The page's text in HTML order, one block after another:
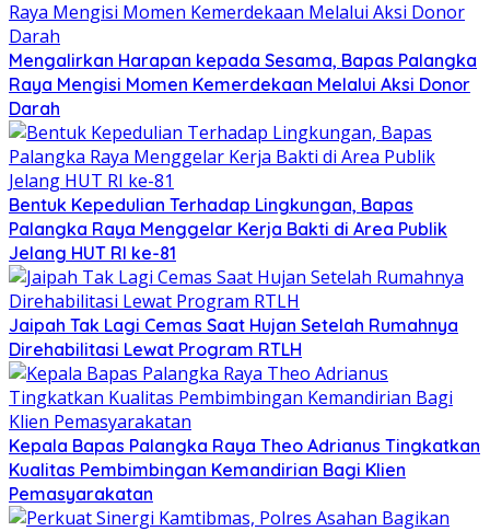
Mengalirkan Harapan kepada Sesama, Bapas Palangka
Raya Mengisi Momen Kemerdekaan Melalui Aksi Donor
Darah
Bentuk Kepedulian Terhadap Lingkungan, Bapas
Palangka Raya Menggelar Kerja Bakti di Area Publik
Jelang HUT RI ke-81
Jaipah Tak Lagi Cemas Saat Hujan Setelah Rumahnya
Direhabilitasi Lewat Program RTLH
Kepala Bapas Palangka Raya Theo Adrianus Tingkatkan
Kualitas Pembimbingan Kemandirian Bagi Klien
Pemasyarakatan